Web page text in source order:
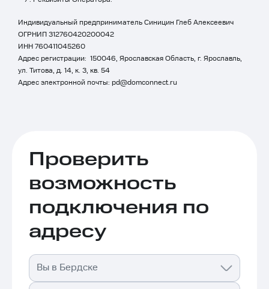
Индивидуальный предприниматель Синицин Глеб Алексеевич
ОГРНИП 312760420200042
ИНН 760411045260
Адрес регистрации: 150046, Ярославская Область, г. Ярославль,
ул. Титова, д. 14, к. 3, кв. 54
Адрес электронной почты: pd@domconnect.ru
Проверить
возможность
подключения по
адресу
Вы в Бердске